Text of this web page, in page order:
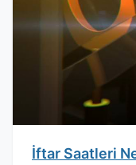
İftar Saatleri